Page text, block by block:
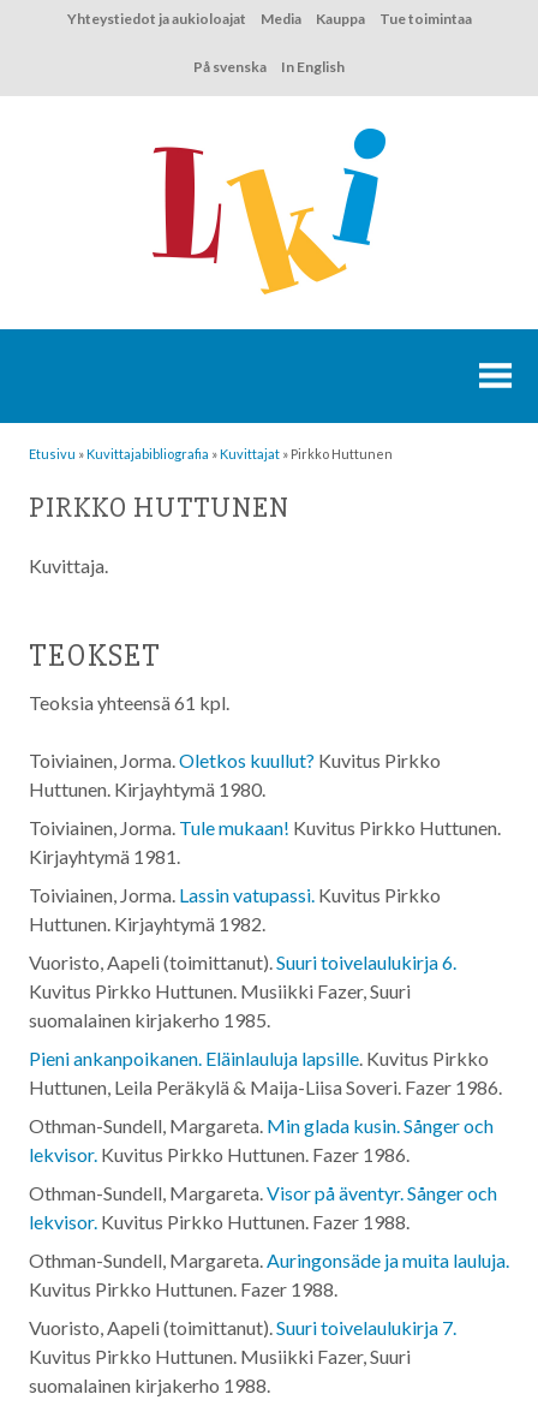
Yhteystiedot ja aukioloajat Media Kauppa Tue toimintaa
På svenska In English
Etusivu »Kuvittaja­bibliografia »Kuvittajat » Pirkko Huttunen
PIRKKO HUTTUNEN
Kuvittaja.
TEOKSET
Teoksia yhteensä 61 kpl.
Toiviainen, Jorma.Oletkos kuullut? Kuvitus Pirkko
Huttunen. Kirjayhtymä 1980.
Toiviainen, Jorma. Tule mukaan! Kuvitus Pirkko Huttunen.
Kirjayhtymä 1981.
Toiviainen, Jorma. Lassin vatupassi. Kuvitus Pirkko
Huttunen. Kirjayhtymä 1982.
Vuoristo, Aapeli (toimittanut).Suuri toivelaulukirja 6.
Kuvitus Pirkko Huttunen. Musiikki Fazer, Suuri
suomalainen kirjakerho 1985.
Pieni ankanpoikanen. Eläinlauluja lapsille. Kuvitus Pirkko
Huttunen, Leila Peräkylä & Maija-Liisa Soveri. Fazer 1986.
Othman-Sundell, Margareta. Min glada kusin. Sånger och
lekvisor. Kuvitus Pirkko Huttunen. Fazer 1986.
Othman-Sundell, Margareta.Visor på äventyr. Sånger och
lekvisor. Kuvitus Pirkko Huttunen. Fazer 1988.
Othman-Sundell, Margareta.Auringonsäde ja muita lauluja.
Kuvitus Pirkko Huttunen. Fazer 1988.
Vuoristo, Aapeli (toimittanut).Suuri toivelaulukirja 7.
Kuvitus Pirkko Huttunen. Musiikki Fazer, Suuri
suomalainen kirjakerho 1988.